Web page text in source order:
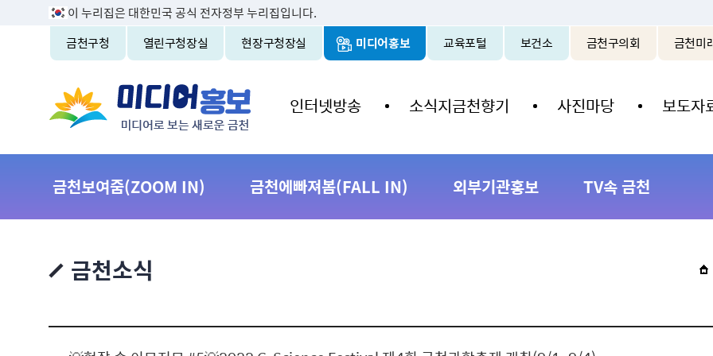
이 누리집은 대한민국 공식 전자정부 누리집입니다.
금천구청
열린구청장실 현장구청장실 미디어홍보 교육포털 보건소 금천구의회 금천미
인터넷방송 소식지금천향기 사진마당 보도자
금천보여줌(ZOOM IN) 금천에빠져봄(FALL IN) 외부기관홍보 TV속 금천
금천소식